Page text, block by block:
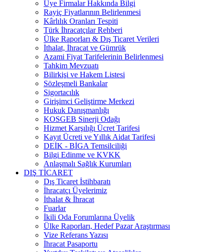
Üye Firmalar Hakkında Bilgi
Rayiç Fiyatlarının Belirlenmesi
Kârlılık Oranları Tespiti
Türk İhracatçılar Rehberi
Ülke Raporları & Dış Ticaret Verileri
İthalat, İhracat ve Gümrük
Azami Fiyat Tarifelerinin Belirlenmesi
Tahkim Mevzuatı
Bilirkişi ve Hakem Listesi
Sözleşmeli Bankalar
Sigortacılık
Girişimci Geliştirme Merkezi
Hukuk Danışmanlığı
KOSGEB Sinerji Odağı
Hizmet Karşılığı Ücret Tarifesi
Kayıt Ücreti ve Yıllık Aidat Tarifesi
DEİK - BİGA Temsilciliği
Bilgi Edinme ve KVKK
Anlaşmalı Sağlık Kurumları
DIŞ TİCARET
Dış Ticaret İstihbaratı
İhracatçı Üyelerimiz
İthalat & İhracat
Fuarlar
İkili Oda Forumlarına Üyelik
Ülke Raporları, Hedef Pazar Araştırması
Vize Referans Yazısı
İhracat Pasaportu